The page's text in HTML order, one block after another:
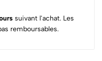
suivant l'achat. Les
remboursables.